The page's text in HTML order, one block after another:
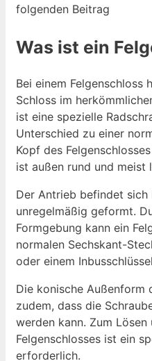
folgenden Beitrag
Was ist ein
Bei einem Felgenschloss
Schloss im
ist eine spezielle
Unterschied zu einer
Kopf des
ist außen rund und meist
Der Antrieb befindet
unregelmäßig geformt.
Formgebung kann ein
normalen Sechskant-
oder einem
Die konische Außenform
zudem, dass die
werden kann. Zum Lösen
Felgenschlosses ist ein
erforderlich.